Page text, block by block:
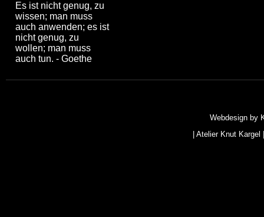
Es ist nicht genug, zu
wissen; man muss
auch anwenden; es ist
nicht genug, zu
wollen; man muss
auch tun. - Goethe
Webdesign by
|Atelier Knut Kargel